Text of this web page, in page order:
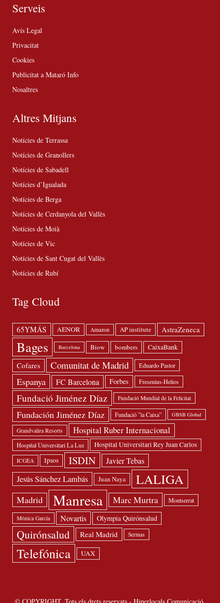
Serveis
Avís Legal
Privacitat
Cookies
Publicitat a Mataró Info
Nosaltres
Altres Mitjans
Notícies de Terrassa
Notícies de Granollers
Notícies de Sabadell
Notícies d’Igualada
Notícies de Berga
Notícies de Cerdanyola del Vallès
Notícies de Moià
Notícies de Vic
Notícies de Sant Cugat del Vallès
Notícies de Rubí
Tag Cloud
65YMÁS AENOR Amazon AP institute AstraZeneca
Bages Barcelona Biow bombers CaixaBank
Cofares Comunitat de Madrid Eduardo Pastor
Espanya FC Barcelona Forbes Fresenius-Helios
Fundació Jiménez Díaz Fundació Mundial de la Felicitat
Fundación Jiménez Díaz Fundació ”la Caixa” GBSB Global
Grandvalira Resorts Hospital Ruber Internacional
Hospital Universitari La Luz Hospital Universitari Rey Juan Carlos
ICGEA Ipsos ISDIN Javier Tebas
Jesús Sánchez Lambás Juan Naya LALIGA
Madrid Manresa Marc Murtra Montserrat
Mónica García Novartis Olympia Quirónsalud
Quirónsalud Real Madrid Sermas
Telefónica UAX